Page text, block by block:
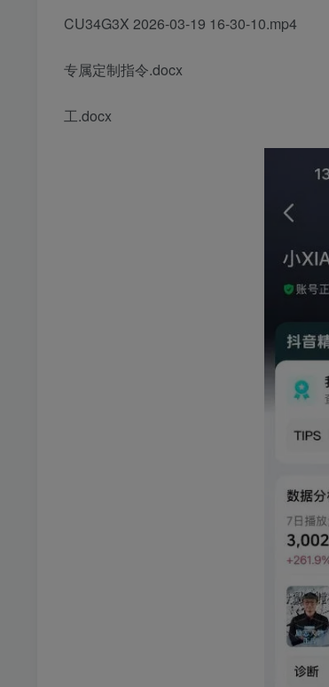
CU34G3X 2026-03-19 16-30-10.mp4
专属定制指令.docx
工.docx